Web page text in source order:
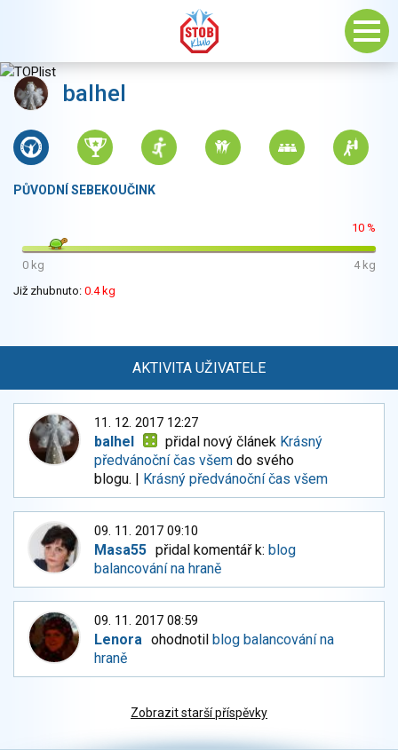
balhel
PŮVODNÍ SEBEKOUČINK
10 %
0 kg
4 kg
Již zhubnuto: 0.4 kg
AKTIVITA UŽIVATELE
11. 12. 2017 12:27
balhel přidal nový článek Krásný
předvánoční čas všem do svého
blogu. |
Krásný předvánoční čas všem
09. 11. 2017 09:10
Masa55 přidal komentář k: blog
balancování na hraně
09. 11. 2017 08:59
Lenora ohodnotil blog balancování na
hraně
Zobrazit starší příspěvky